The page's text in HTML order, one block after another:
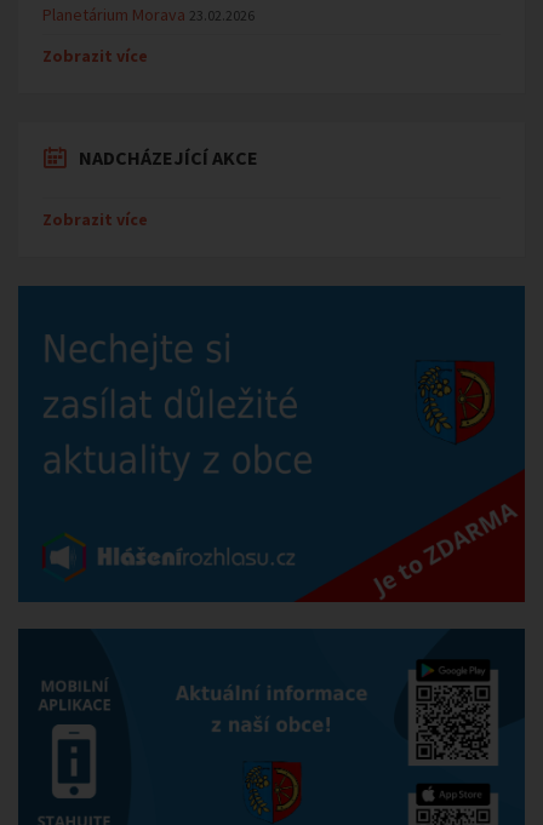
Planetárium Morava 23.02.2026
Zobrazit více
NADCHÁZEJÍCÍ AKCE
Zobrazit více